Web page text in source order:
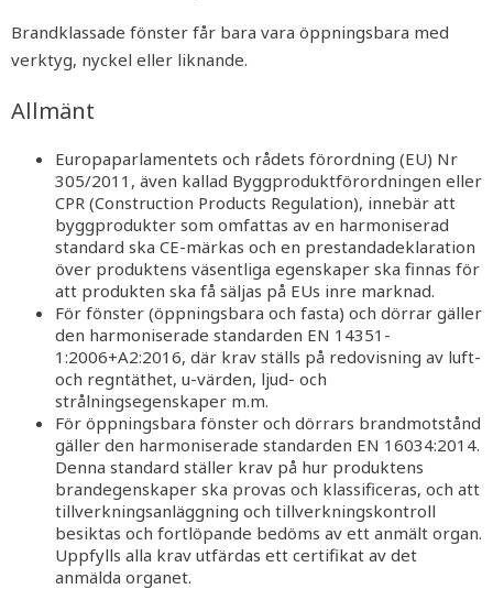
Brandklassade fönster får bara vara öppningsbara med
verktyg, nyckel eller liknande.
Allmänt
Europaparlamentets och rådets förordning (EU) Nr
305/2011, även kallad Byggproduktförordningen eller
CPR (Construction Products Regulation), innebär att
byggprodukter som omfattas av en harmoniserad
standard ska CE-märkas och en prestandadeklaration
över produktens väsentliga egenskaper ska finnas för
att produkten ska få säljas på EUs inre marknad.
För fönster (öppningsbara och fasta) och dörrar gäller
den harmoniserade standarden EN 14351-
1:2006+A2:2016, där krav ställs på redovisning av luft-
och regntäthet, u-värden, ljud- och
strålningsegenskaper m.m.
För öppningsbara fönster och dörrars brandmotstånd
gäller den harmoniserade standarden EN 16034:2014.
Denna standard ställer krav på hur produktens
brandegenskaper ska provas och klassificeras, och att
tillverkningsanläggning och tillverkningskontroll
besiktas och fortlöpande bedöms av ett anmält organ.
Uppfylls alla krav utfärdas ett certifikat av det
anmälda organet.